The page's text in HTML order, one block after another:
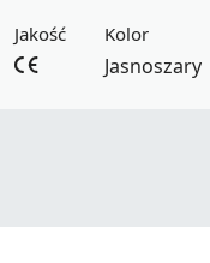
Jakość Kolor
Jasnoszary